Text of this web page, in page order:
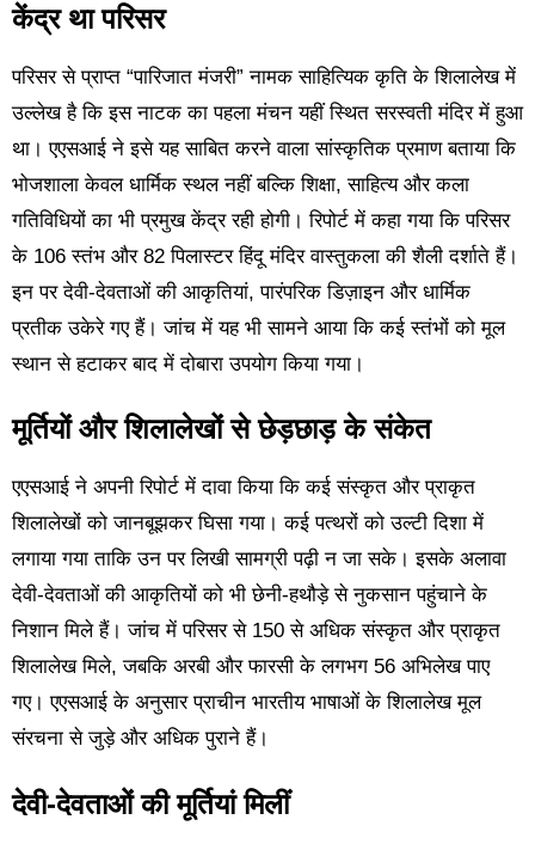
केंद्र था परिसर
परिसर से प्राप्त “पारिजात मंजरी” नामक साहित्यिक कृति के शिलालेख में
उल्लेख है कि इस नाटक का पहला मंचन यहीं स्थित सरस्वती मंदिर में हुआ
था। एएसआई ने इसे यह साबित करने वाला सांस्कृतिक प्रमाण बताया कि
भोजशाला केवल धार्मिक स्थल नहीं बल्कि शिक्षा, साहित्य और कला
गतिविधियों का भी प्रमुख केंद्र रही होगी। रिपोर्ट में कहा गया कि परिसर
के 106 स्तंभ और 82 पिलास्टर हिंदू मंदिर वास्तुकला की शैली दर्शाते हैं।
इन पर देवी-देवताओं की आकृतियां, पारंपरिक डिज़ाइन और धार्मिक
प्रतीक उकेरे गए हैं। जांच में यह भी सामने आया कि कई स्तंभों को मूल
स्थान से हटाकर बाद में दोबारा उपयोग किया गया।
मूर्तियों और शिलालेखों से छेड़छाड़ के संकेत
एएसआई ने अपनी रिपोर्ट में दावा किया कि कई संस्कृत और प्राकृत
शिलालेखों को जानबूझकर घिसा गया। कई पत्थरों को उल्टी दिशा में
लगाया गया ताकि उन पर लिखी सामग्री पढ़ी न जा सके। इसके अलावा
देवी-देवताओं की आकृतियों को भी छेनी-हथौड़े से नुकसान पहुंचाने के
निशान मिले हैं। जांच में परिसर से 150 से अधिक संस्कृत और प्राकृत
शिलालेख मिले, जबकि अरबी और फारसी के लगभग 56 अभिलेख पाए
गए। एएसआई के अनुसार प्राचीन भारतीय भाषाओं के शिलालेख मूल
संरचना से जुड़े और अधिक पुराने हैं।
देवी-देवताओं की मूर्तियां मिलीं